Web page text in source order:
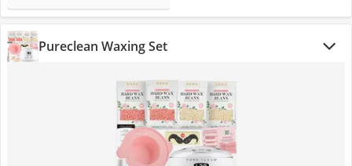
Pureclean Waxing Set